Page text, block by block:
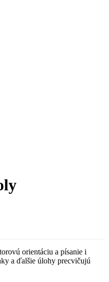
orientáciu a písanie i
a ďalšie úlohy precvičujú